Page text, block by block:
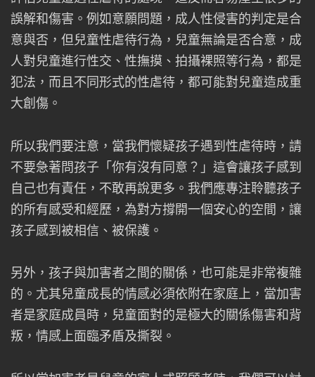
誤解和傷害。例如意願問題，成人性侵害的判定是合
意與否，但兒童性虐待行為，兒童無論是否合意，成
人對兒童進行性交、性撫摸、拍攝裸照等行為，都是
犯法，而且不同形式的性虐待，都可能對兒童造成重
大創傷。
所以我們要注意，當我們懷疑孩子遇到性虐待時，請
不要急著問孩子「你有沒有同意？」這會讓孩子感到
自己也有責任，不敢再說更多。我們應專注聆聽孩子
的所有感受和經歷，為對方撐開一個安心的空間，讓
孩子感到被相信、被保護。
另外，孩子與加害者之間的關係，也可能是非常複雜
的。尤其兒童成長的情感必須依附在家庭上，當加害
者是家庭成員時，兒童面對的是極大的關係傷害和背
叛，情感上面臨矛盾及撕裂。